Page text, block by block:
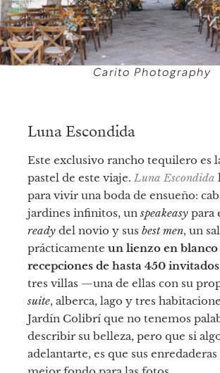
Carito Photography
Luna Escondida
Este exclusivo rancho tequilero es
pastel de este viaje. Luna Escondida
para vivir una boda de ensueño:
jardines infinitos, unspeakeasy para
ready del novio y susbest men, un
prácticamenteun lienzo en blanco
recepciones de hasta 450 invitados
tres villas —una de ellas con su
suite, alberca, lago y tres
Jardín Colibrí que no tenemos
describir su belleza, pero que si
adelantarte, es que sus enredaderas